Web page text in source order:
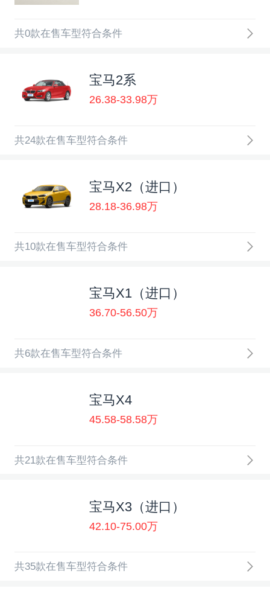
共0款在售车型符合条件
宝马2系
26.38-33.98万
共24款在售车型符合条件
宝马X2（进口）
28.18-36.98万
共10款在售车型符合条件
宝马X1（进口）
36.70-56.50万
共6款在售车型符合条件
宝马X4
45.58-58.58万
共21款在售车型符合条件
宝马X3（进口）
42.10-75.00万
共35款在售车型符合条件